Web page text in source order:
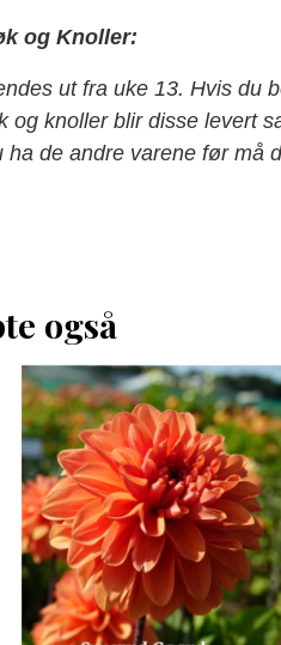
og Knoller:
ut fra uke 13. Hvis du
og knoller blir disse levert
ha de andre varene før må
også